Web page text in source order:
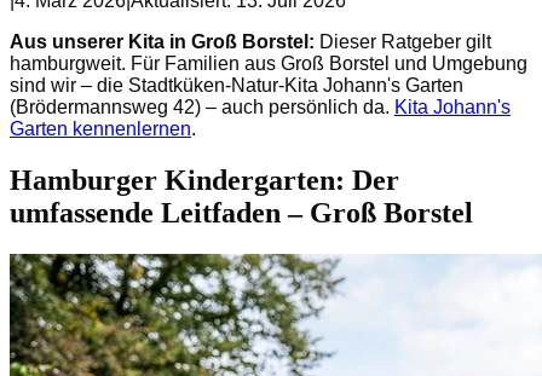
Aus unserer Kita in Groß Borstel: Dieser Ratgeber gilt
hamburgweit. Für Familien aus Groß Borstel und Umgebung
sind wir – die Stadtküken-Natur-Kita Johann's Garten
(Brödermannsweg 42) – auch persönlich da. Kita Johann's
Garten kennenlernen.
Hamburger Kindergarten: Der
umfassende Leitfaden – Groß Borstel